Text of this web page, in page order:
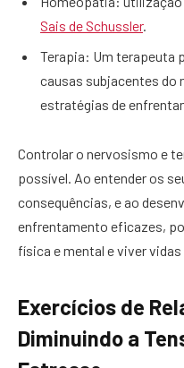
Sais de Schussler.
Terapia: Um terapeuta
causas subjacentes do
estratégias de
Controlar o nervosismo e
possível. Ao entender os
consequências, e ao
enfrentamento eficazes,
física e mental e viver
Exercícios de
Diminuindo a